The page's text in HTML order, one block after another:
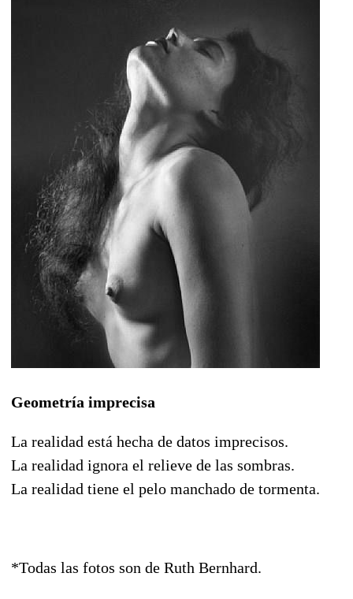
Geometría imprecisa
La realidad está hecha de datos imprecisos.
La realidad ignora el relieve de las sombras.
La realidad tiene el pelo manchado de tormenta.
*Todas las fotos son de Ruth Bernhard.